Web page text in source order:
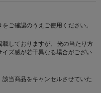
ご確認のうえご使用ください。
しておりますが、 光の当たり方
ズ感が若干異なる場合がござい
当商品をキャンセルさせていた